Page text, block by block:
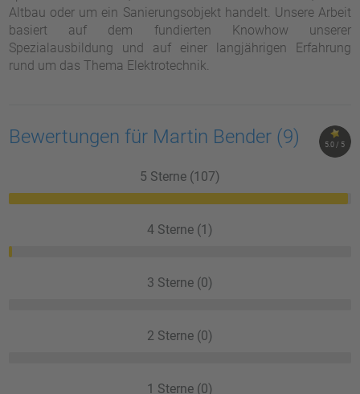
Altbau oder um ein Sanierungsobjekt handelt. Unsere Arbeit
basiert auf dem fundierten Knowhow unserer
Spezialausbildung und auf einer lang­jährigen Erfahr­ung
rund um das Thema Elektrotechnik.
5.0 / 5
Bewertungen für Martin Bender (9)
5 Sterne (107)
4 Sterne (1)
3 Sterne (0)
2 Sterne (0)
1 Sterne (0)